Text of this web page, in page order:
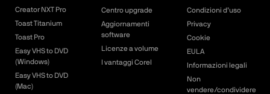
Creator NXT Pro
Toast Titanium
Toast Pro
Easy VHS to DVD
(Windows)
Easy VHS to DVD
(Mac)
Centro upgrade
Aggiornamenti
software
Licenze a volume
I vantaggi Corel
Condizioni d’uso
Privacy
Cookie
EULA
Informazioni legali
Non
vendere/condividere